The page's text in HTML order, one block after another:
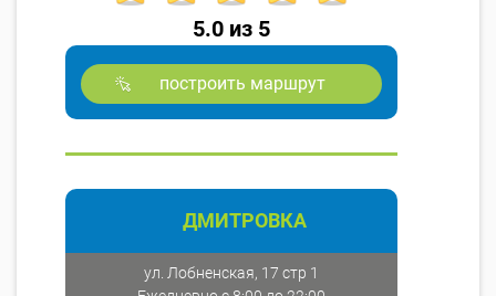
5.0 из 5
построить маршрут
ДМИТРОВКА
ул. Лобненская, 17 стр 1